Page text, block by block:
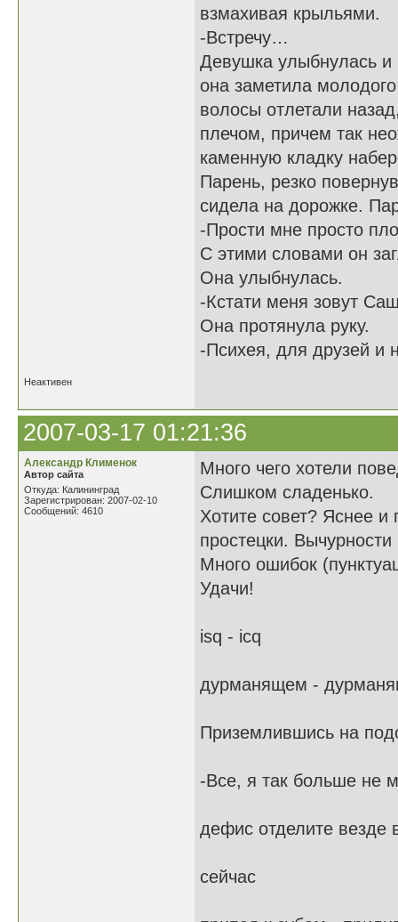
взмахивая крыльями.
-Встречу…
Девушка улыбнулась и
она заметила
волосы отлетали
плечом, причем так
каменную кладку
Парень, резко
сидела на дорожке.
-Прости мне просто
С этими словами он
Она улыбнулась.
-Кстати меня зовут
Она протянула руку.
-Психея, для друзей и
Неактивен
2007-03-17 01:21:36
Александр Клименок
Автор сайта
Откуда: Калининград
Зарегистрирован: 2007-02-10
Сообщений: 4610
Много чего хотели
Слишком сладенько.
Хотите совет? Яснее
простецки.
Много ошибок
Удачи!
isq - icq
дурманящем -
Приземлившись на
-Все, я так больше не
дефис отделите везде
сейчас